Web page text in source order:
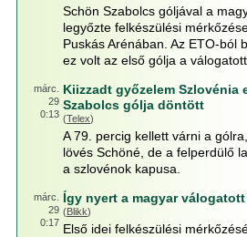
Schön Szabolcs góljával a
legyőzte felkészülési
Puskás Arénában. Az ETO-ból
ez volt az első gólja a
márc.
29
0:13
Kiizzadt győzelem Szlovénia
Szabolcs gólja döntött
(Telex)
A 79. percig kellett várni a
lövés Schöné, de a felperdülő
a szlovénok kapusa.
márc.
29
0:17
Így nyert a magyar
(Blikk)
Első idei felkészülési